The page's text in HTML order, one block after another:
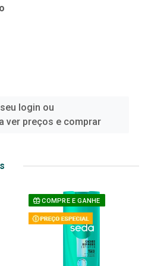
login ou
ver preços e comprar
COMPRE E GANHE